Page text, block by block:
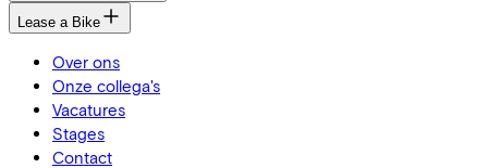
Lease a Bike
Over ons
Onze collega's
Vacatures
Stages
Contact